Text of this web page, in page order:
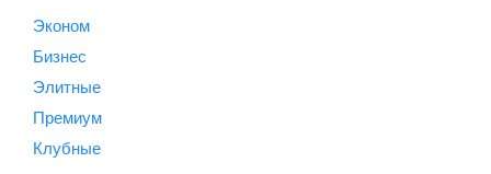
Эконом
Бизнес
Элитные
Премиум
Клубные